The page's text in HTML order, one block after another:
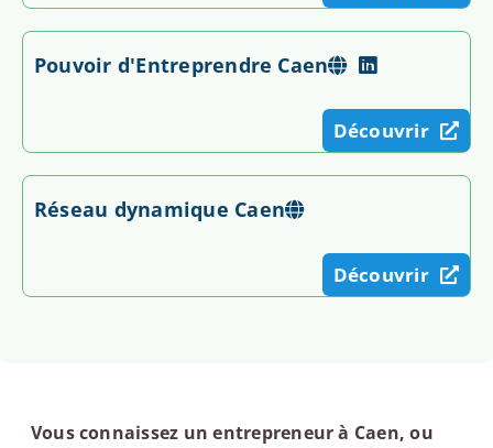
Pouvoir d'Entreprendre Caen
Découvrir
Réseau dynamique Caen
Découvrir
Vous connaissez un entrepreneur à Caen, ou